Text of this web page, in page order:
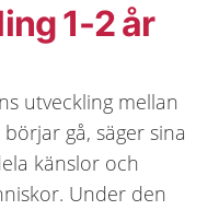
1-2 år
utveckling mellan
gå, säger sina
känslor och
Under den